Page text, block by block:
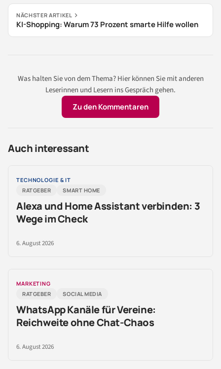
NÄCHSTER ARTIKEL
KI-Shopping: Warum 73 Prozent smarte Hilfe wollen
Was halten Sie von dem Thema? Hier können Sie mit anderen
Leserinnen und Lesern ins Gespräch gehen.
Zu den Kommentaren
Auch interessant
TECHNOLOGIE & IT
RATGEBER
SMART HOME
Alexa und Home Assistant verbinden: 3
Wege im Check
6. August 2026
MARKETING
RATGEBER
SOCIAL MEDIA
WhatsApp Kanäle für Vereine:
Reichweite ohne Chat-Chaos
6. August 2026